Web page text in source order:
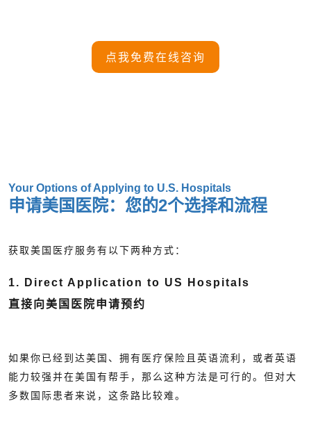
点我免费在线咨询
Your Options of Applying to U.S. Hospitals
申请美国医院：您的2个选择和流程
获取美国医疗服务有以下两种方式：
1. Direct Application to US Hospitals
直接向美国医院申请预约
如果你已经到达美国、拥有医疗保险且英语流利，或者英语
能力较强并在美国有帮手，那么这种方法是可行的。但对大
多数国际患者来说，这条路比较难。